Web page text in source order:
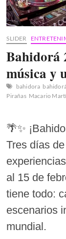
SLIDER
Bahidorá
música y
bahidora
Pirañas Macario
🌴✨
Tres días
al 15 de
tiene todo:
escenarios
mundial.